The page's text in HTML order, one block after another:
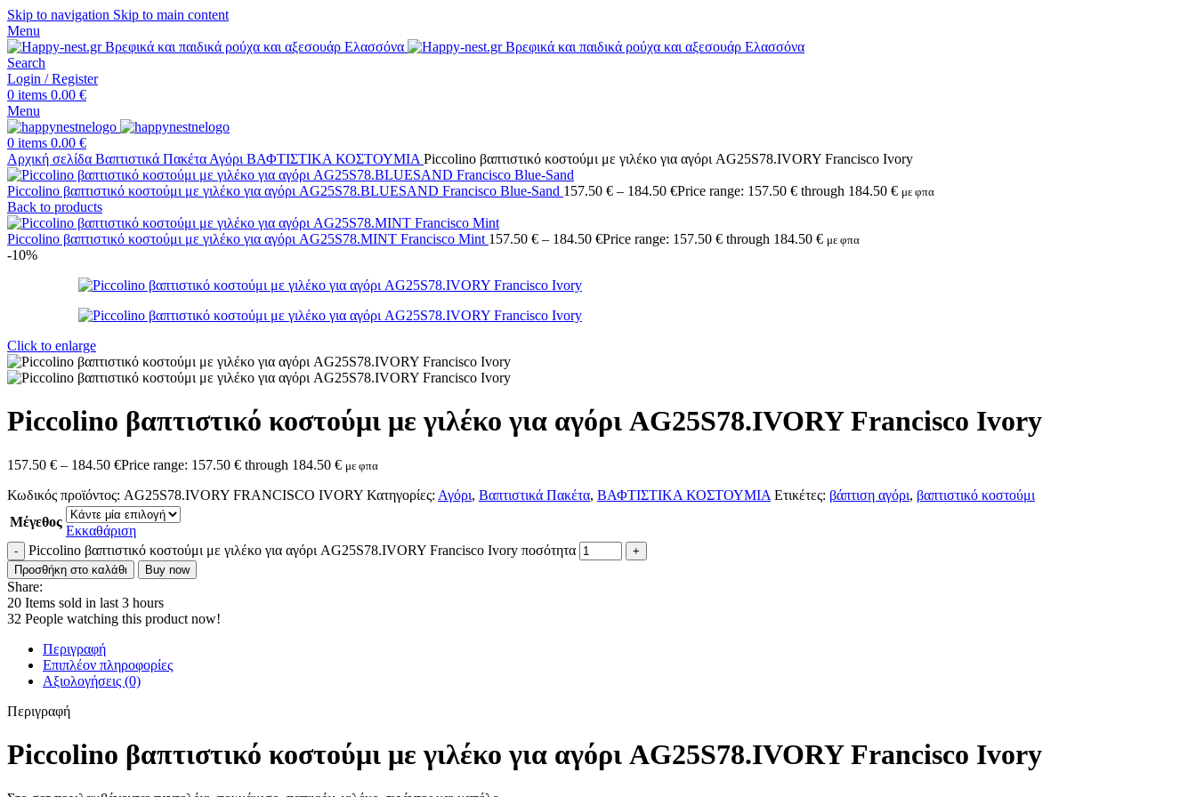
Skip to navigation Skip to main content
Menu
Search
Login / Register
0 items 0.00 €
Menu
0 items 0.00 €
Αρχική σελίδα Βαπτιστικά Πακέτα Αγόρι ΒΑΦΤΙΣΤΙΚΑ ΚΟΣΤΟΥΜΙΑ Piccolino βαπτιστικό κοστούμι με γιλέκο για αγόρι AG25S78.IVORY Francisco Ivory
Piccolino βαπτιστικό κοστούμι με γιλέκο για αγόρι AG25S78.BLUESAND Francisco Blue-Sand 157.50 € – 184.50 €Price range: 157.50 € through 184.50 € με φπα
Back to products
Piccolino βαπτιστικό κοστούμι με γιλέκο για αγόρι AG25S78.MINT Francisco Mint 157.50 € – 184.50 €Price range: 157.50 € through 184.50 € με φπα
-10%
Click to enlarge
Piccolino βαπτιστικό κοστούμι με γιλέκο για αγόρι AG25S78.IVORY Francisco Ivory
157.50 € – 184.50 €Price range: 157.50 € through 184.50 € με φπα
Κωδικός προϊόντος: AG25S78.IVORY FRANCISCO IVORY Κατηγορίες: Αγόρι, Βαπτιστικά Πακέτα, ΒΑΦΤΙΣΤΙΚΑ ΚΟΣΤΟΥΜΙΑ Ετικέτες: βάπτιση αγόρι, βαπτιστικό κοστούμι
Μέγεθος
Εκκαθάριση
Piccolino βαπτιστικό κοστούμι με γιλέκο για αγόρι AG25S78.IVORY Francisco Ivory ποσότητα
Προσθήκη στο καλάθι Buy now
Share:
20 Items sold in last 3 hours
32 People watching this product now!
Περιγραφή
Επιπλέον πληροφορίες
Αξιολογήσεις (0)
Περιγραφή
Piccolino βαπτιστικό κοστούμι με γιλέκο για αγόρι AG25S78.IVORY Francisco Ivory